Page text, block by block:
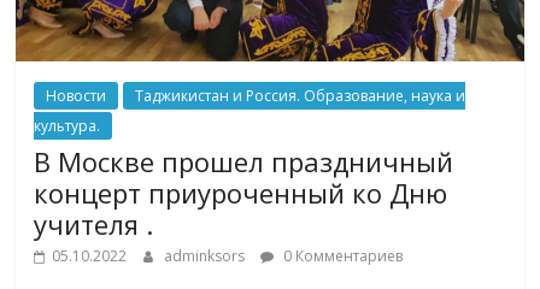
Новости
Таджикистан и Россия. Образование, наука и
культура.
В Москве прошел праздничный
концерт приуроченный ко Дню
учителя .
05.10.2022 adminksors 0 Комментариев